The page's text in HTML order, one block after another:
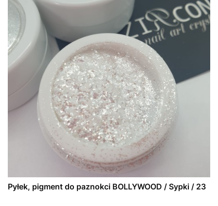
Pyłek, pigment do paznokci BOLLYWOOD / Sypki / 23